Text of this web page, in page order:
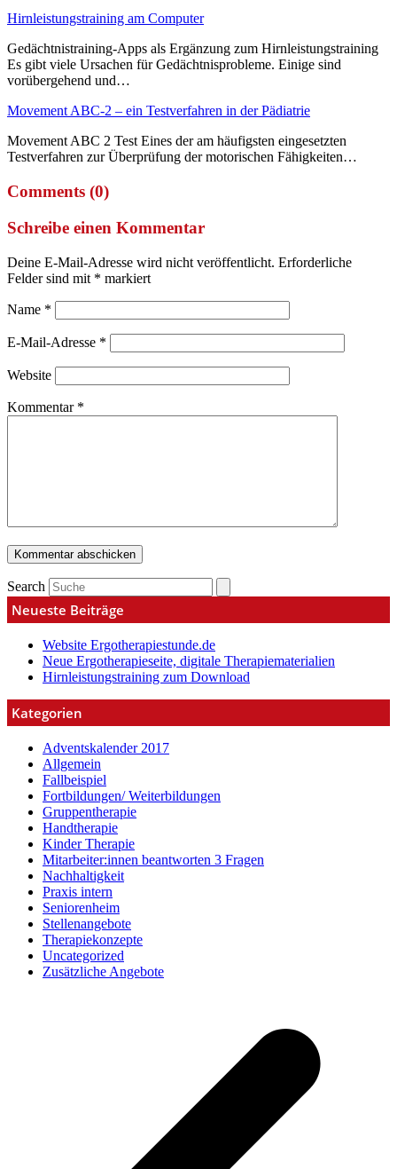
Hirnleistungstraining am Computer
Gedächtnistraining-Apps als Ergänzung zum Hirnleistungstraining
Es gibt viele Ursachen für Gedächtnisprobleme. Einige sind
vorübergehend und…
Movement ABC-2 – ein Testverfahren in der Pädiatrie
Movement ABC 2 Test Eines der am häufigsten eingesetzten
Testverfahren zur Überprüfung der motorischen Fähigkeiten…
Comments (0)
Schreibe einen Kommentar
Deine E-Mail-Adresse wird nicht veröffentlicht. Erforderliche
Felder sind mit * markiert
Name *
E-Mail-Adresse *
Website
Kommentar *
Search
Neueste Beiträge
Website Ergotherapiestunde.de
Neue Ergotherapieseite, digitale Therapiematerialien
Hirnleistungstraining zum Download
Kategorien
Adventskalender 2017
Allgemein
Fallbeispiel
Fortbildungen/ Weiterbildungen
Gruppentherapie
Handtherapie
Kinder Therapie
Mitarbeiter:innen beantworten 3 Fragen
Nachhaltigkeit
Praxis intern
Seniorenheim
Stellenangebote
Therapiekonzepte
Uncategorized
Zusätzliche Angebote